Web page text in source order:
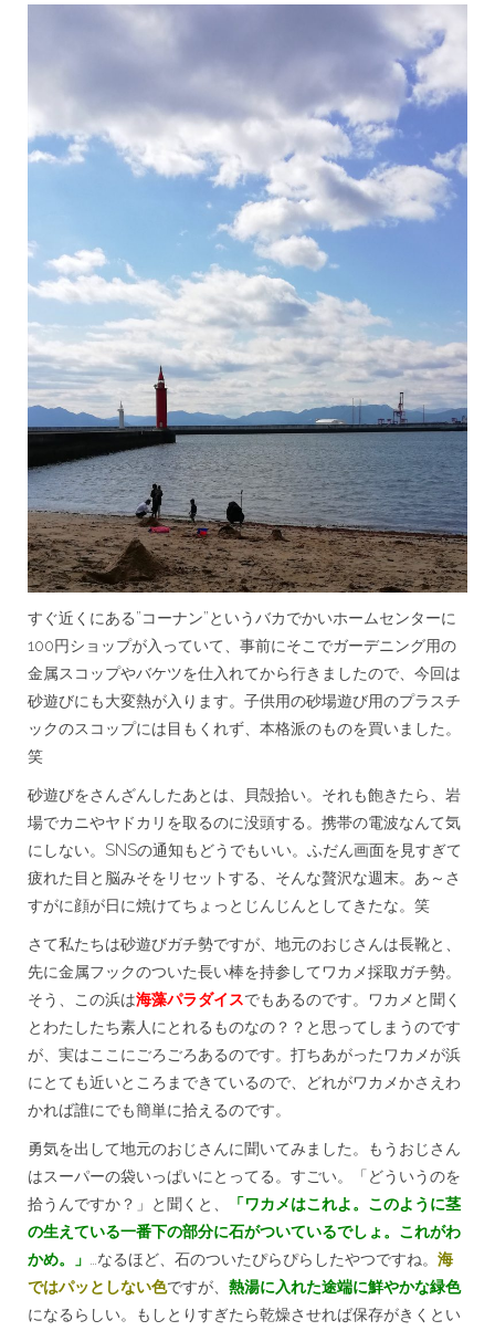
すぐ近くにある”コーナン”というバカでかいホームセンターに
100円ショップが入っていて、事前にそこでガーデニング用の
金属スコップやバケツを仕入れてから行きましたので、今回は
砂遊びにも大変熱が入ります。子供用の砂場遊び用のプラスチ
ックのスコップには目もくれず、本格派のものを買いました。
笑
砂遊びをさんざんしたあとは、貝殻拾い。それも飽きたら、岩
場でカニやヤドカリを取るのに没頭する。携帯の電波なんて気
にしない。SNSの通知もどうでもいい。ふだん画面を見すぎて
疲れた目と脳みそをリセットする、そんな贅沢な週末。あ～さ
すがに顔が日に焼けてちょっとじんじんとしてきたな。笑
さて私たちは砂遊びガチ勢ですが、地元のおじさんは長靴と、
先に金属フックのついた長い棒を持参してワカメ採取ガチ勢。
そう、この浜は海藻パラダイスでもあるのです。ワカメと聞く
とわたしたち素人にとれるものなの？？と思ってしまうのです
が、実はここにごろごろあるのです。打ちあがったワカメが浜
にとても近いところまできているので、どれがワカメかさえわ
かれば誰にでも簡単に拾えるのです。
勇気を出して地元のおじさんに聞いてみました。もうおじさん
はスーパーの袋いっぱいにとってる。すごい。「どういうのを
拾うんですか？」と聞くと、
「ワカメはこれよ。このように茎
の生えている一番下の部分に石がついているでしょ。これがわ
かめ。」
…なるほど、石のついたぴらぴらしたやつですね。 海
ではパッとしない色ですが、 熱湯に入れた途端に鮮やかな緑色
になるらしい。もしとりすぎたら乾燥させれば保存がきくとい